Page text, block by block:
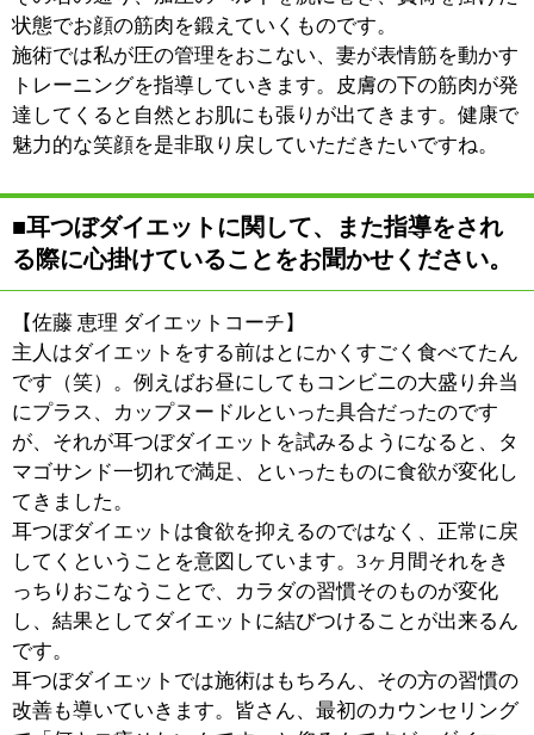
江戸川区時間 江東区時間 葛飾区時間
表示：PC |モバイル
© 2013 art blue Inc.